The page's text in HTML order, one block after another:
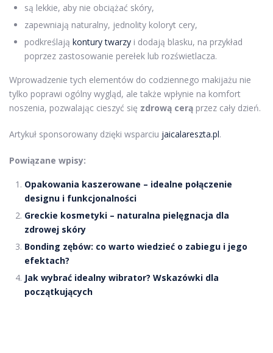
są lekkie, aby nie obciążać skóry,
zapewniają naturalny, jednolity koloryt cery,
podkreślają kontury twarzy i dodają blasku, na przykład
poprzez zastosowanie perełek lub rozświetlacza.
Wprowadzenie tych elementów do codziennego makijażu nie
tylko poprawi ogólny wygląd, ale także wpłynie na komfort
noszenia, pozwalając cieszyć się zdrową cerą przez cały dzień.
Artykuł sponsorowany dzięki wsparciu jaicalareszta.pl.
Powiązane wpisy:
Opakowania kaszerowane – idealne połączenie
designu i funkcjonalności
Greckie kosmetyki – naturalna pielęgnacja dla
zdrowej skóry
Bonding zębów: co warto wiedzieć o zabiegu i jego
efektach?
Jak wybrać idealny wibrator? Wskazówki dla
początkujących